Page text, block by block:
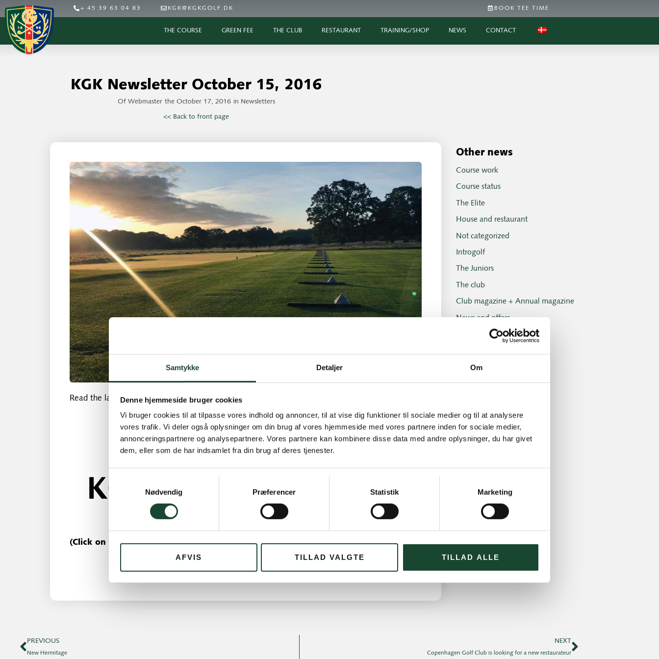
Samtykke Detaljer Om
Denne hjemmeside bruger cookies
Vi bruger cookies til at tilpasse vores indhold og annoncer, til at vise dig funktioner til sociale medier og til at analysere
vores trafik. Vi deler også oplysninger om din brug af vores hjemmeside med vores partnere inden for sociale medier,
annonceringspartnere og analysepartnere. Vores partnere kan kombinere disse data med andre oplysninger, du har givet
dem, eller som de har indsamlet fra din brug af deres tjenester.
Nødvendig
Præferencer Statistik Marketing
AFVIS TILLAD VALGTE TILLAD ALLE
+ 45 39 63 04 83 KGK@KGKGOLF.DK BOOK TEE TIME
THE COURSE GREEN FEE THE CLUB RESTAURANT TRAINING/SHOP NEWS CONTACT
KGK Newsletter October 15, 2016
OfWebmaster the October 17, 2016 in Newsletters
<< Back to front page
Read the latest newsletter from club no. 1:
(Click on the image to open “KGK Newsletter October 15, 2016”)
Other news
Course work
Course status
The Elite
House and restaurant
Not categorized
Introgolf
The Juniors
The club
Club magazine + Annual magazine
News and offers
Newsletters
Professionals
Social events
Tuesday Club results
Tournament and handicap
PREVIOUS
New Hermitage
NEXT
Copenhagen Golf Club is looking for a new restaurateur